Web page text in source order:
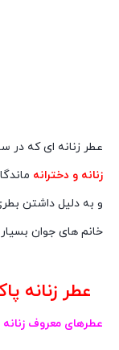
عطر زنانه ای که در
زنانه و دخترانه
و به دلیل داشتن
خانم های جوان
عطر زنانه
عطرهای معروف زنانه